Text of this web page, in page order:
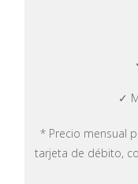
✓
* Precio mensual
tarjeta de débito,